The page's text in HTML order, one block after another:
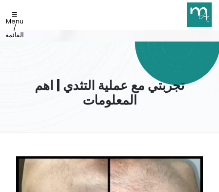
☰
Menu
/
القائمة
تجربتي مع عملية التثدي | اهم
المعلومات